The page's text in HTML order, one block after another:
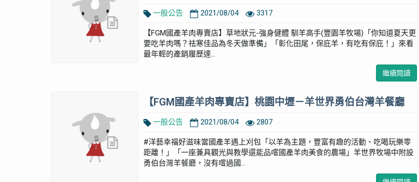
一般公告 2021/08/04 3317
【FGM國產羊肉專賣店】草地狀元-強身健體 馴羊高手(豐園羊牧場)「你知道夏天更
要吃羊肉嗎？祛寒佳品為冬天做準備」「彰化田尾，保庇羊，有吃有保庇！」來看
最年輕的產銷履歷達...
繼續閱讀
【FGM國產羊肉專賣店】桃園中壢－羊世界勇伯台灣羊餐廳
一般公告 2021/08/04 2807
#洋藝幸福好滋味當國產羊遇上刈包「以羊為主題，豐富有趣的活動、吃喝玩樂零
距離！」「一座兼具觀光與教學還能品嚐國產羊肉美食的農場」羊世界牧場中附設
勇伯台灣羊餐廳，沒有嚐過國...